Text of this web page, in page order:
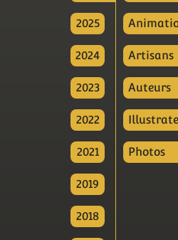
2025
2024
2023
2022
2021
2019
2018
Artisans
Auteurs
Photos